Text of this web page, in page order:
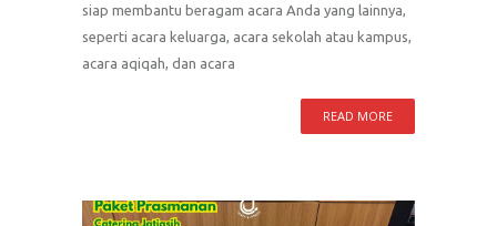
siap membantu beragam acara Anda yang lainnya,
seperti acara keluarga, acara sekolah atau kampus,
acara aqiqah, dan acara
READ MORE